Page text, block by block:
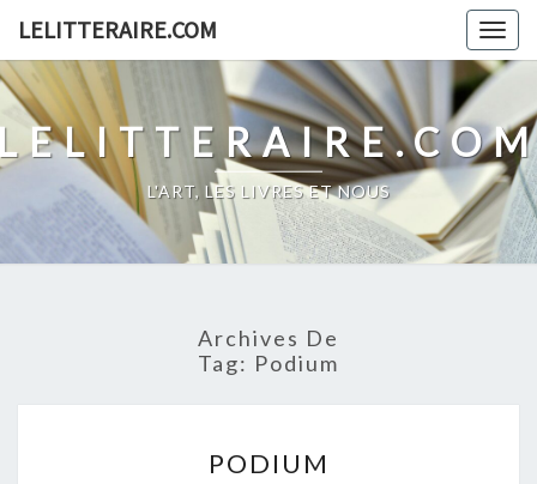
content
LELITTERAIRE.COM
L'ART, LES LIVRES ET NOUS
Archives De
Tag: Podium
PODIUM